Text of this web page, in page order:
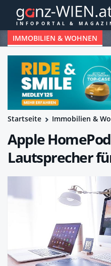
IMMOBILIEN & WOHNEN
Startseite Immobilien &
Apple
Lautsprecher